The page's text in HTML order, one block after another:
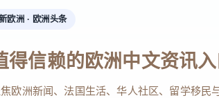
欧洲 · 欧洲头条
得信赖的欧洲中文资讯入
欧洲新闻、法国生活、华人社区、留学移民